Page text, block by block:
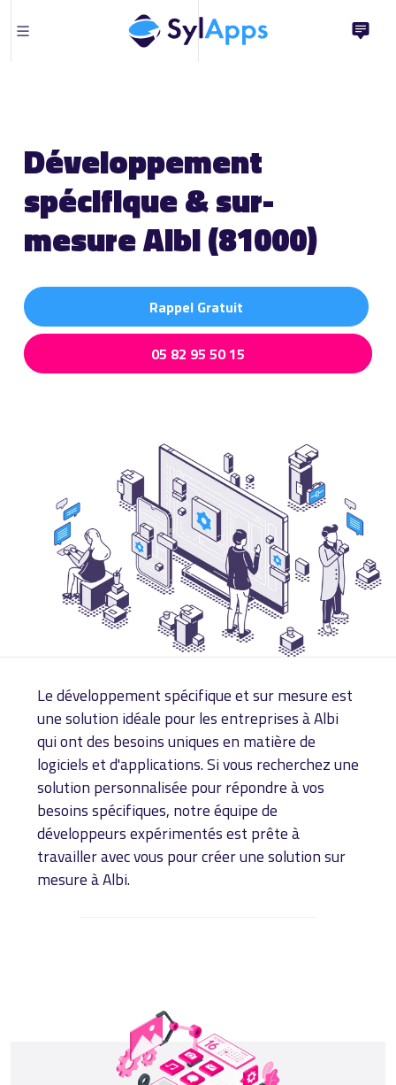
Développement
spécifique & sur-
mesure Albi (81000)
Rappel Gratuit
05 82 95 50 15
Le développement spécifique et sur mesure est
une solution idéale pour les entreprises à Albi
qui ont des besoins uniques en matière de
logiciels et d'applications. Si vous recherchez une
solution personnalisée pour répondre à vos
besoins spécifiques, notre équipe de
développeurs expérimentés est prête à
travailler avec vous pour créer une solution sur
mesure à Albi.